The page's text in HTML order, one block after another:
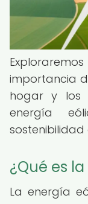
importancia
hogar y los
energía
¿Qué es
La energía